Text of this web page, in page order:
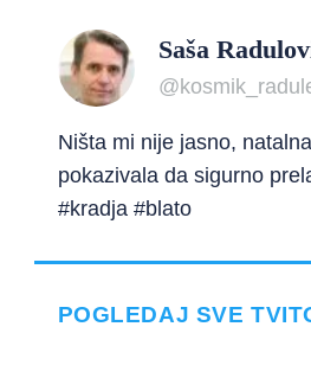
Saša
Ništa mi nije jasno,
pokazivala da sigurno
#kradja #blato
POGLEDAJ SVE